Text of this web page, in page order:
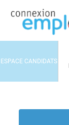
ESPACE CANDIDATS